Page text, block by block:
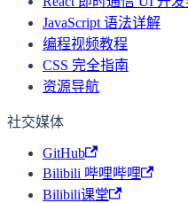
JavaScript 语法详解
编程视频教程
CSS 完全指南
资源导航
社交媒体
GitHub
Bilibili 哔哩哔哩
Bilibili课堂